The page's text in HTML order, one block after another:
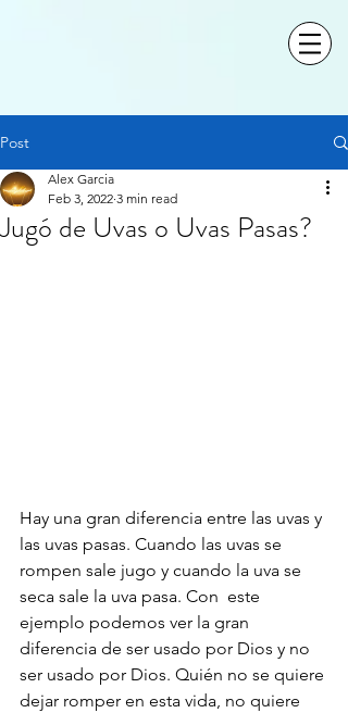
Post
Jugó de Uvas o Uvas Pasas?
Alex Garcia
Feb 3, 2022 3 min read
Hay una gran diferencia entre las uvas y
las uvas pasas. Cuando las uvas se
rompen sale jugo y cuando la uva se
seca sale la uva pasa. Con  este
ejemplo podemos ver la gran
diferencia de ser usado por Dios y no
ser usado por Dios. Quién no se quiere
dejar romper en esta vida, no quiere